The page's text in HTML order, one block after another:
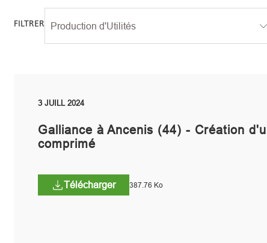
FILTRER
3 JUILL 2024
Galliance à Ancenis (44) - Création
comprimé
Télécharger 387.76 Ko